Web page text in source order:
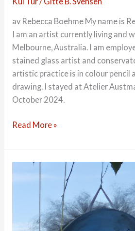
trær
av Rebecca Boehme My name is
I am an artist currently living and
Melbourne, Australia. I am
stained glass artist and
artistic practice is in colour pencil
drawing. I stayed at Atelier
October 2024.
24-
Residency
Read More »